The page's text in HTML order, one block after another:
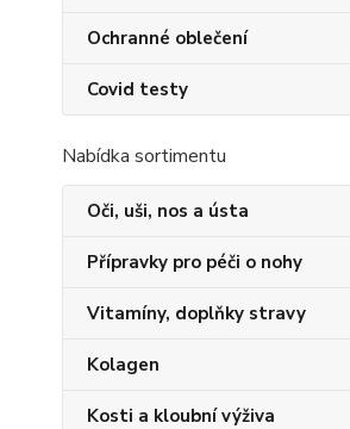
Ochranné oblečení
Covid testy
Nabídka sortimentu
Oči, uši, nos a ústa
Přípravky pro péči o nohy
Vitamíny, doplňky stravy
Kolagen
Kosti a kloubní výživa